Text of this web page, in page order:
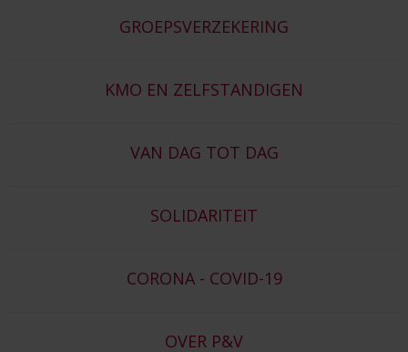
GROEPSVERZEKERING
KMO EN ZELFSTANDIGEN
VAN DAG TOT DAG
SOLIDARITEIT
CORONA - COVID-19
OVER P&V